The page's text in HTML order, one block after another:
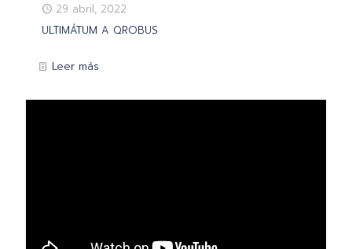
29 abril, 2022
ULTIMÁTUM A QROBUS
Leer más